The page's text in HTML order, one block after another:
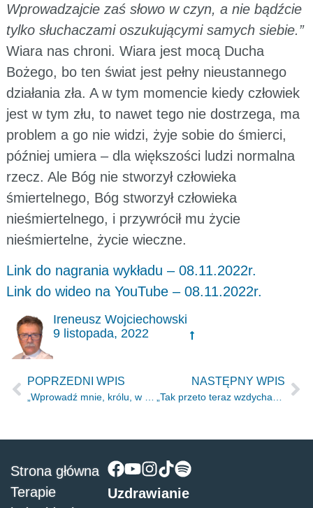
Wprowadzajcie zaś słowo w czyn, a nie bądźcie
tylko słuchaczami oszukującymi samych siebie.”
Wiara nas chroni. Wiara jest mocą Ducha
Bożego, bo ten świat jest pełny nieustannego
działania zła. A w tym momencie kiedy człowiek
jest w tym złu, to nawet tego nie dostrzega, ma
problem a go nie widzi, żyje sobie do śmierci,
później umiera – dla większości ludzi normalna
rzecz. Ale Bóg nie stworzył człowieka
śmiertelnego, Bóg stworzył człowieka
nieśmiertelnego, i przywrócił mu życie
nieśmiertelne, życie wieczne.
Link do nagrania wykładu – 08.11.2022r.
Link do wideo na YouTube – 08.11.2022r.
Ireneusz Wojciechowski
9 listopada, 2022
POPRZEDNI WPIS NASTĘPNY WPIS
Uzdrawianie
Strona główna
Terapie